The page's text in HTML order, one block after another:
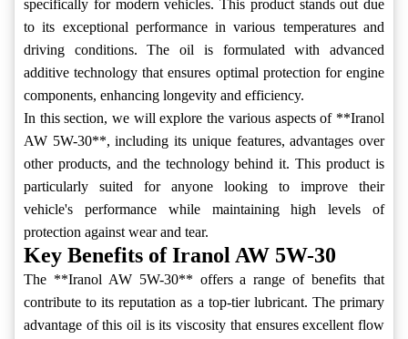
specifically for modern vehicles. This product stands out due
to its exceptional performance in various temperatures and
driving conditions. The oil is formulated with advanced
additive technology that ensures optimal protection for engine
components, enhancing longevity and efficiency.
In this section, we will explore the various aspects of **Iranol
AW 5W-30**, including its unique features, advantages over
other products, and the technology behind it. This product is
particularly suited for anyone looking to improve their
vehicle's performance while maintaining high levels of
protection against wear and tear.
Key Benefits of Iranol AW 5W-30
The **Iranol AW 5W-30** offers a range of benefits that
contribute to its reputation as a top-tier lubricant. The primary
advantage of this oil is its viscosity that ensures excellent flow